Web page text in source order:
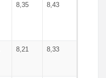
8,35 8,43
8,21 8,33